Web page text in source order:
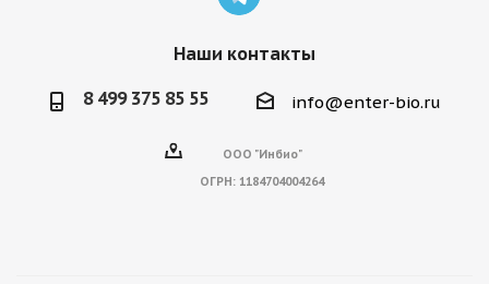
Наши контакты
8 499 375 85 55 info@enter-bio.ru
ООО "Инбио"
ОГРН: 1184704004264